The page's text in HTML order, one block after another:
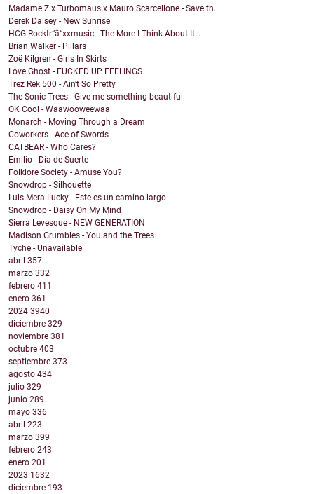
Madame Z x Turbomaus x Mauro Scarcellone - Save th...
Derek Daisey - New Sunrise
HCG Rocktr“ä“xxmusic - The More I Think About It…
Brian Walker - Pillars
Zoë Kilgren - Girls In Skirts
Love Ghost - FUCKED UP FEELINGS
Trez Rek 500 - Ain't So Pretty
The Sonic Trees - Give me something beautiful
OK Cool - Waawooweewaa
Monarch - Moving Through a Dream
Coworkers - Ace of Swords
CATBEAR - Who Cares?
Emilio - Día de Suerte
Folklore Society - Amuse You?
Snowdrop - Silhouette
Luis Mera Lucky - Este es un camino largo
Snowdrop - Daisy On My Mind
Sierra Levesque - NEW GENERATION
Madison Grumbles - You and the Trees
Tyche - Unavailable
abril 357
marzo 332
febrero 411
enero 361
2024 3940
diciembre 329
noviembre 381
octubre 403
septiembre 373
agosto 434
julio 329
junio 289
mayo 336
abril 223
marzo 399
febrero 243
enero 201
2023 1632
diciembre 193